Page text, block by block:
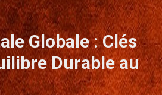
Globale : Clés
Durable au